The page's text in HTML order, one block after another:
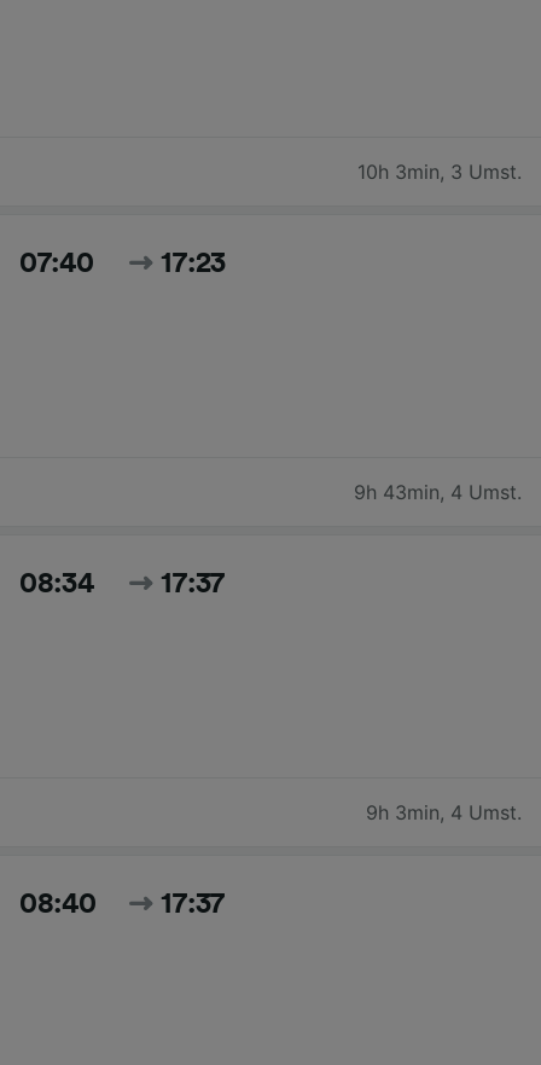
10h 3min, 3 Umst.
07:40 17:23
9h 43min, 4 Umst.
08:34 17:37
9h 3min, 4 Umst.
08:40 17:37